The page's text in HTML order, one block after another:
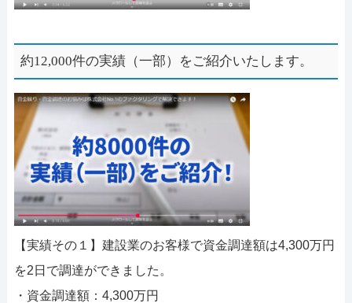
約12,000件の実績（一部）をご紹介いたします。
【実績その１】建設業のお客様で資金調達額は4,300万円
を2日で調達ができました。
・資金調達額：4,300万円